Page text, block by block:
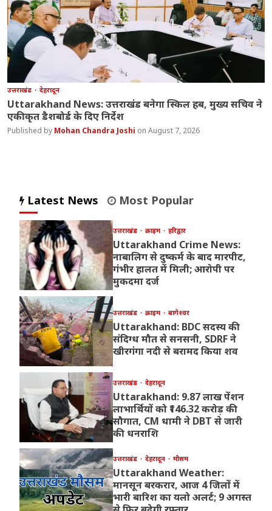
उत्तराखंड देहरादून
Uttarakhand News: उत्तराखंड बनेगा स्किल हब, मुख्य सचिव ने
एकीकृत डैशबोर्ड के दिए निर्देश
Mohan Chandra Joshi August 7, 2026
Latest News Most Popular
उत्तराखंड क्राइम हरिद्वार
Uttarakhand Crime News:
नाबालिग से दुष्कर्म के बाद मारपीट,
गंभीर हालत में मिली; आरोपी पर
मुकदमा दर्ज
उत्तराखंड क्राइम बागेश्वर
Uttarakhand: BDC सदस्य की
संदिग्ध मौत से सनसनी, SDRF ने
खीरगंगा नदी से बरामद किया शव
उत्तराखंड देहरादून
Uttarakhand: 9.87 लाख पेंशन
लाभार्थियों को ₹146.32 करोड़ की
सौगात, CM धामी ने DBT से जारी
की धनराशि
उत्तराखंड देहरादून मौसम
Uttarakhand Weather:
मानसून बरकरार, आज 4 जिलों में
भारी बारिश का यलो अलर्ट; 9 अगस्त